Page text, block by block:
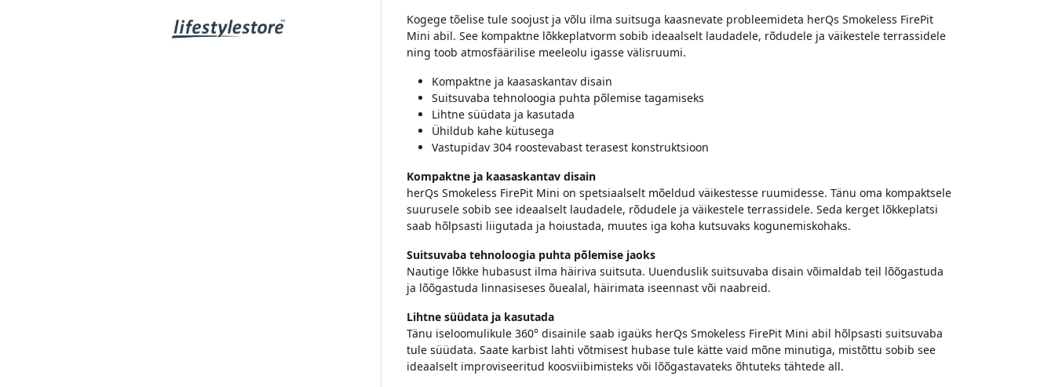
Kogege tõelise tule soojust ja võlu ilma suitsuga kaasnevate probleemideta herQs Smokeless FirePit
Mini abil. See kompaktne lõkkeplatvorm sobib ideaalselt laudadele, rõdudele ja väikestele terrassidele
ning toob atmosfäärilise meeleolu igasse välisruumi.
Kompaktne ja kaasaskantav disain
Suitsuvaba tehnoloogia puhta põlemise tagamiseks
Lihtne süüdata ja kasutada
Ühildub kahe kütusega
Vastupidav 304 roostevabast terasest konstruktsioon
Kompaktne ja kaasaskantav disain
herQs Smokeless FirePit Mini on spetsiaalselt mõeldud väikestesse ruumidesse. Tänu oma kompaktsele
suurusele sobib see ideaalselt laudadele, rõdudele ja väikestele terrassidele. Seda kerget lõkkeplatsi
saab hõlpsasti liigutada ja hoiustada, muutes iga koha kutsuvaks kogunemiskohaks.
Suitsuvaba tehnoloogia puhta põlemise jaoks
Nautige lõkke hubasust ilma häiriva suitsuta. Uuenduslik suitsuvaba disain võimaldab teil lõõgastuda
ja lõõgastuda linnasiseses õuealal, häirimata iseennast või naabreid.
Lihtne süüdata ja kasutada
Tänu iseloomulikule 360° disainile saab igaüks herQs Smokeless FirePit Mini abil hõlpsasti suitsuvaba
tule süüdata. Saate karbist lahti võtmisest hubase tule kätte vaid mõne minutiga, mistõttu sobib see
ideaalselt improviseeritud koosviibimisteks või lõõgastavateks õhtuteks tähtede all.